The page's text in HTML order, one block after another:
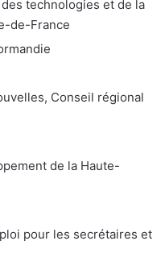
des technologies et de la
de-France
Conseil régional
de la Haute-
pour les secrétaires et